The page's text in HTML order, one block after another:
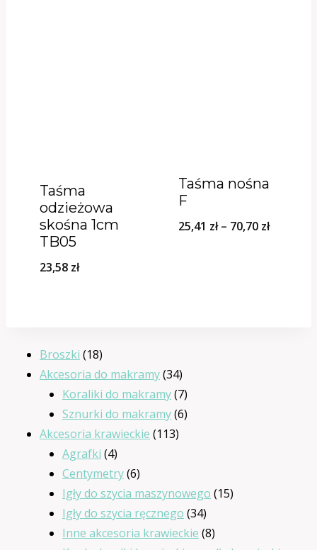
Taśma
odzieżowa
skośna 1cm
TB05
23,58 zł
Taśma nośna
F
25,41 zł – 70,70 złZakres
Broszki 1818
produktów
Akcesoria do makramy 3434
produkty
Koraliki do makramy 77
produktów
Sznurki do makramy 66
Akcesoria krawieckie 113113
Agrafki 44
produkty
Centymetry 66
produktów
Igły do szycia maszynowego 1515
Igły do szycia ręcznego 3434
produkty
Inne akcesoria krawieckie 88